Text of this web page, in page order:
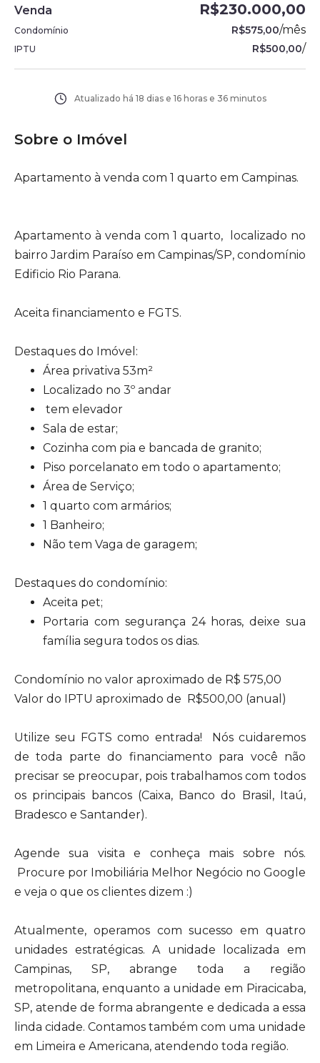
Venda R$230.000,00
Condomínio R$575,00/mês
IPTU R$500,00/
Atualizado há 18 dias e 16 horas e 36 minutos
Sobre o Imóvel
Apartamento à venda com 1 quarto em Campinas.
Apartamento à venda com 1 quarto, localizado no
bairro Jardim Paraíso em Campinas/SP, condomínio
Edificio Rio Parana.
Aceita financiamento e FGTS.
Destaques do Imóvel:
Área privativa 53m²
Localizado no 3º andar
tem elevador
Sala de estar;
Cozinha com pia e bancada de granito;
Piso porcelanato em todo o apartamento;
Área de Serviço;
1 quarto com armários;
1 Banheiro;
Não tem Vaga de garagem;
Destaques do condomínio:
Aceita pet;
Portaria com segurança 24 horas, deixe sua
família segura todos os dias.
Condomínio no valor aproximado de R$ 575,00
Valor do IPTU aproximado de R$500,00 (anual)
Utilize seu FGTS como entrada! Nós cuidaremos
de toda parte do financiamento para você não
precisar se preocupar, pois trabalhamos com todos
os principais bancos (Caixa, Banco do Brasil, Itaú,
Bradesco e Santander).
Agende sua visita e conheça mais sobre nós.
Procure por Imobiliária Melhor Negócio no Google
e veja o que os clientes dizem :)
Atualmente, operamos com sucesso em quatro
unidades estratégicas. A unidade localizada em
Campinas, SP, abrange toda a região
metropolitana, enquanto a unidade em Piracicaba,
SP, atende de forma abrangente e dedicada a essa
linda cidade. Contamos também com uma unidade
em Limeira e Americana, atendendo toda região.